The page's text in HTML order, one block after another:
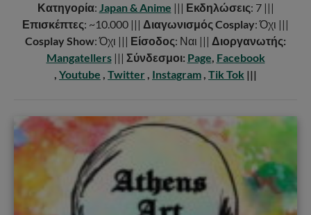
Κατηγορία: Japan & Anime ||| Εκδηλώσεις: 7 |||
Επισκέπτες: ~10.000 ||| Διαγωνισμός Cosplay: Όχι |||
Cosplay Show: Όχι ||| Είσοδος: Ναι ||| Διοργανωτής:
Mangatellers||| Σύνδεσμοι: Page, Facebook
, Youtube , Twitter , Instagram, Tik Tok |||